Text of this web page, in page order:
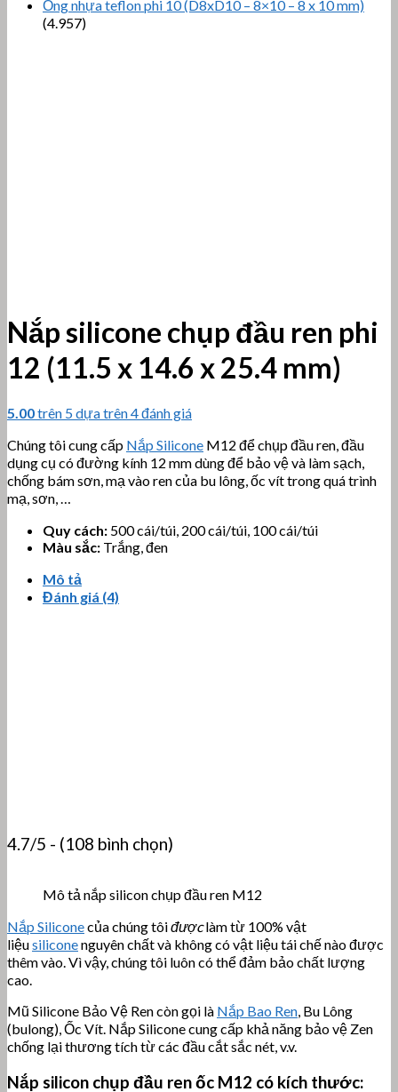
Ống nhựa teflon phi 10 (D8xD10 – 8×10 – 8 x 10 mm)
(4.957)
Nắp silicone chụp đầu ren phi
12 (11.5 x 14.6 x 25.4 mm)
5.00trên 5 dựa trên4đánh giá
Chúng tôi cung cấp Nắp Silicone M12 để chụp đầu ren, đầu
dụng cụ có đường kính 12 mm dùng để bảo vệ và làm sạch,
chống bám sơn, mạ vào ren của bu lông, ốc vít trong quá trình
mạ, sơn, …
Quy cách: 500 cái/túi, 200 cái/túi, 100 cái/túi
Màu sắc: Trắng, đen
Mô tả
Đánh giá (4)
4.7/5 - (108 bình chọn)
Mô tả nắp silicon chụp đầu ren M12
Nắp Siliconecủa chúng tôiđượclàm từ 100% vật
liệusiliconenguyên chất và không có vật liệu tái chế nào được
thêm vào. Vì vậy, chúng tôi luôn có thể đảm bảo chất lượng
cao.
Mũ Silicone Bảo Vệ Ren còn gọi là Nắp Bao Ren, Bu Lông
(bulong), Ốc Vít. Nắp Silicone cung cấp khả năng bảo vệ Zen
chống lại thương tích từ các đầu cắt sắc nét, v.v.
Nắp silicon chụp đầu ren ốc M12 có kích thước: